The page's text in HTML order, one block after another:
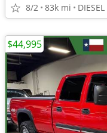
8/2 83k mi
$44,995